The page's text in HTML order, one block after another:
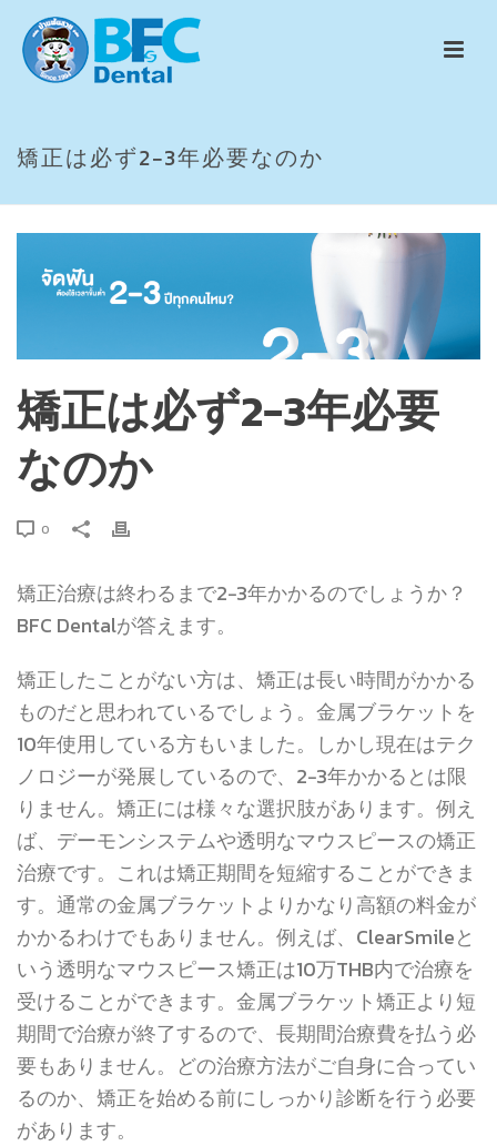
矯正は必ず2−3年必要なのか
矯正は必ず2−3年必要
なのか
0
矯正治療は終わるまで2−3年かかるのでしょうか？
BFC Dentalが答えます。
矯正したことがない方は、矯正は長い時間がかかる
ものだと思われているでしょう。金属ブラケットを
10年使用している方もいました。しかし現在はテク
ノロジーが発展しているので、2−3年かかるとは限
りません。矯正には様々な選択肢があります。例え
ば、デーモンシステムや透明なマウスピースの矯正
治療です。これは矯正期間を短縮することができま
す。通常の金属ブラケットよりかなり高額の料金が
かかるわけでもありません。例えば、ClearSmileと
いう透明なマウスピース矯正は10万THB内で治療を
受けることができます。金属ブラケット矯正より短
期間で治療が終了するので、長期間治療費を払う必
要もありません。どの治療方法がご自身に合ってい
るのか、矯正を始める前にしっかり診断を行う必要
があります。